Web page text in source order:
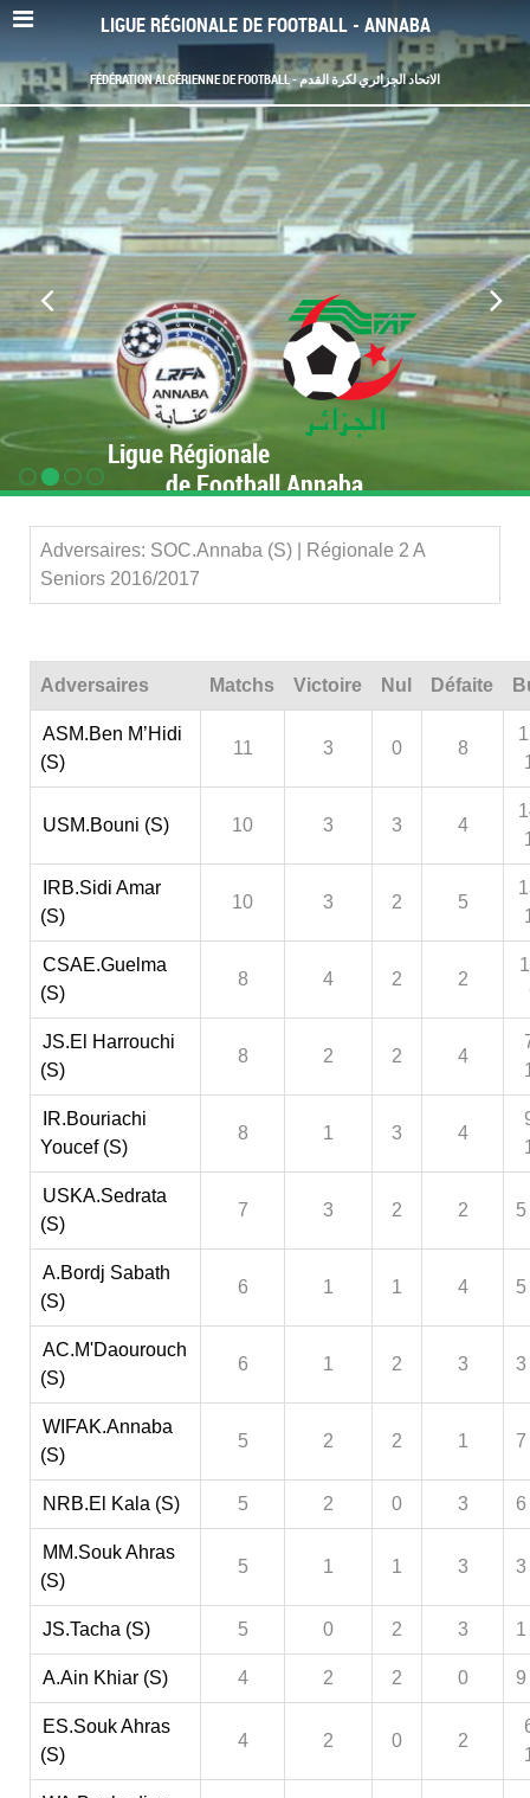
LIGUE RÉGIONALE DE FOOTBALL - ANNABA
FÉDÉRATION ALGÉRIENNE DE FOOTBALL - الاتحاد الجزائري لكرة القدم
Ligue Régionale
de Football Annaba
Adversaires: SOC.Annaba (S) | Régionale 2 A
Seniors 2016/2017
Adversaires Matchs Victoire Nul Défaite
ASM.Ben M’Hidi
(S)
11 3 0 8
USM.Bouni (S) 10 3 3 4
IRB.Sidi Amar
(S)
10 3 2 5
CSAE.Guelma
(S)
8 4 2 2
JS.El Harrouchi
(S)
8 2 2 4
IR.Bouriachi
Youcef (S)
8 1 3 4
USKA.Sedrata
(S)
7 3 2 2 5
A.Bordj Sabath
(S)
6 1 1 4 5
AC.M'Daourouch
(S)
6 1 2 3 3
WIFAK.Annaba
(S)
5 2 2 1 7
NRB.El Kala (S) 5 2 0 3 6
MM.Souk Ahras
(S)
5 1 1 3 3
JS.Tacha (S) 5 0 2 3 1
A.Ain Khiar (S) 4 2 2 0 9
ES.Souk Ahras
(S)
4 2 0 2